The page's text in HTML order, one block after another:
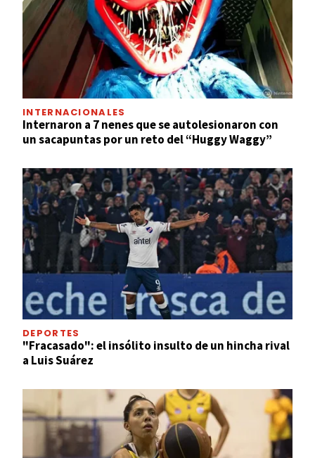
INTERNACIONALES
Internaron a 7 nenes que se autolesionaron con
un sacapuntas por un reto del “Huggy Waggy”
DEPORTES
"Fracasado": el insólito insulto de un hincha rival
a Luis Suárez